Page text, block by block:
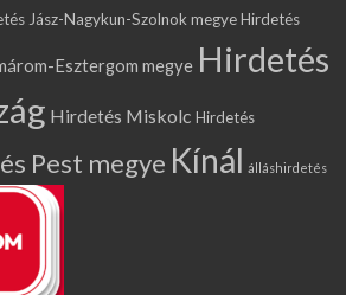
Jász-Nagykun-Szolnok megyeHirdetés
Esztergom megye Hirdetés
Hirdetés Miskolc Hirdetés
Pest megye Kínál álláshirdetés